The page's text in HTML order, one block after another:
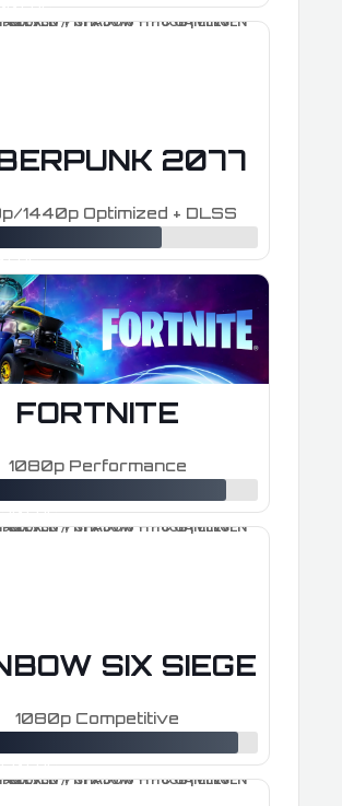
FPS
2077
1440p Optimized + DLSS
FPS
FORTNITE
1080p Performance
FPS
SIX SIEGE
1080p Competitive
FPS